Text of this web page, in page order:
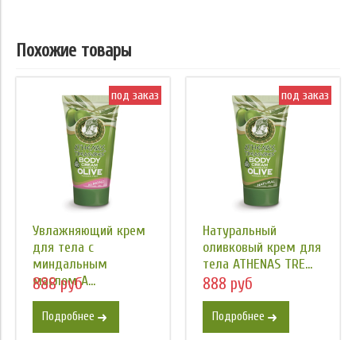
Похожие товары
под заказ
Увлажняющий крем
для тела с
миндальным
маслом A...
888 руб
Подробнее
под заказ
Натуральный
оливковый крем для
тела ATHENAS TRE...
888 руб
Подробнее